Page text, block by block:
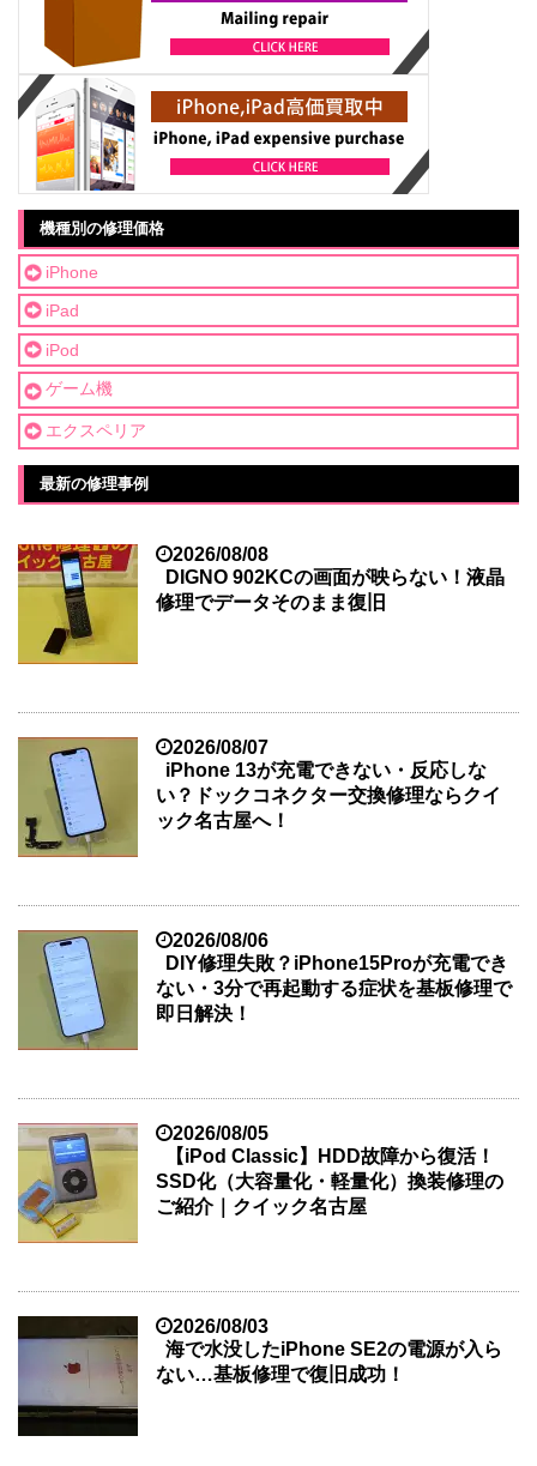
機種別の修理価格
iPhone
iPad
iPod
ゲーム機
エクスペリア
最新の修理事例
2026/08/08
DIGNO 902KCの画面が映らない！液晶
修理でデータそのまま復旧
2026/08/07
iPhone 13が充電できない・反応しな
い？ドックコネクター交換修理ならクイ
ック名古屋へ！
2026/08/06
DIY修理失敗？iPhone15Proが充電でき
ない・3分で再起動する症状を基板修理で
即日解決！
2026/08/05
【iPod Classic】HDD故障から復活！
SSD化（大容量化・軽量化）換装修理の
ご紹介｜クイック名古屋
2026/08/03
海で水没したiPhone SE2の電源が入ら
ない…基板修理で復旧成功！